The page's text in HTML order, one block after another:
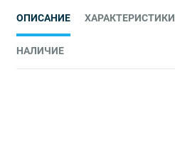
ОПИСАНИЕ ХАРАКТЕРИСТИКИ
НАЛИЧИЕ